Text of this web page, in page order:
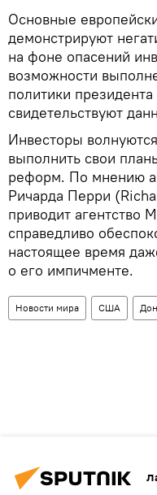
Основные
демонстрируют
на фоне опасений
возможности
политики
свидетельствуют
Инвесторы
выполнить свои
реформ. По мнению
Ричарда Перри
приводит агентство
справедливо
настоящее время
о его импичменте.
Новости мира США